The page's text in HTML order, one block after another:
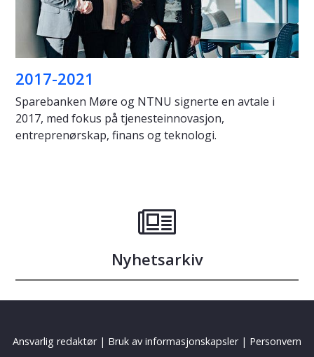
2017-2021
Sparebanken Møre og NTNU signerte en avtale i
2017, med fokus på tjenesteinnovasjon,
entreprenørskap, finans og teknologi.
Nyhetsarkiv
Ansvarlig redaktør| Bruk av informasjonskapsler| Personvern